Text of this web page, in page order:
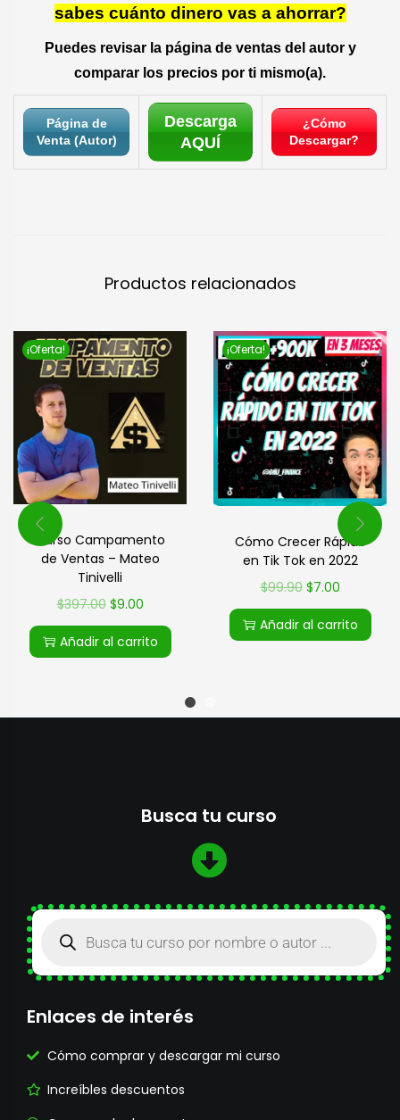
sabes cuánto dinero vas a ahorrar?
Puedes revisar la página de ventas del autor y
comparar los precios por ti mismo(a).
Página de
Venta (Autor)
Descarga
AQUÍ
¿Cómo
Descargar?
Productos relacionados
¡Oferta!
Curso Campamento
de Ventas – Mateo
Tinivelli
$397.00 $9.00
Añadir al carrito
¡Oferta!
Cómo Crecer Rápido
en Tik Tok en 2022
$99.90 $7.00
Añadir al carrito
Busca tu curso
Enlaces de interés
Cómo comprar y descargar mi curso
Increíbles descuentos